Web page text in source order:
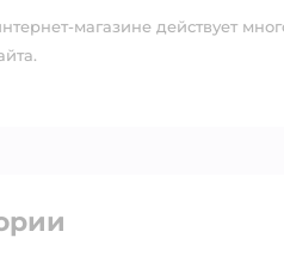
магазине действует